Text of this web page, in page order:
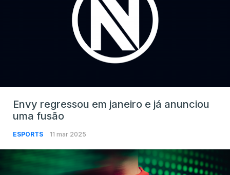
Envy regressou em janeiro e já anunciou
uma fusão
ESPORTS 11 mar 2025